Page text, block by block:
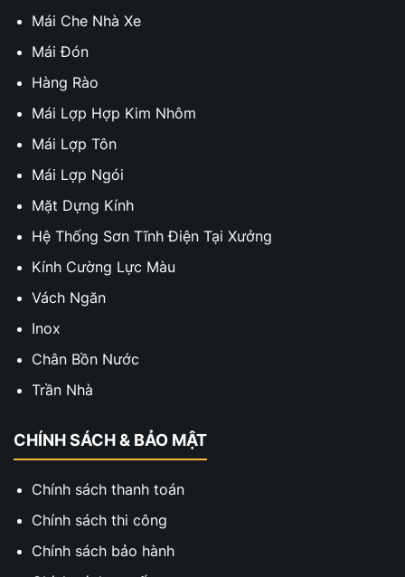
Mái Che Nhà Xe
Mái Đón
Hàng Rào
Mái Lợp Hợp Kim Nhôm
Mái Lợp Tôn
Mái Lợp Ngói
Mặt Dựng Kính
Hệ Thống Sơn Tĩnh Điện Tại Xưởng
Kính Cường Lực Màu
Vách Ngăn
Inox
Chân Bồn Nước
Trần Nhà
CHÍNH SÁCH & BẢO MẬT
Chính sách thanh toán
Chính sách thi công
Chính sách bảo hành